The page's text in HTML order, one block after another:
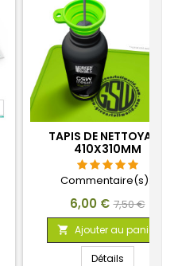
TAPIS DE NETTOYAGE
410X310MM
Commentaire(s):
Prix
6,00 € Prix
de
base
7,50 €
 Ajouter au panier
Détails